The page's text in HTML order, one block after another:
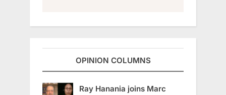
OPINION COLUMNS
Ray Hanania joins Marc